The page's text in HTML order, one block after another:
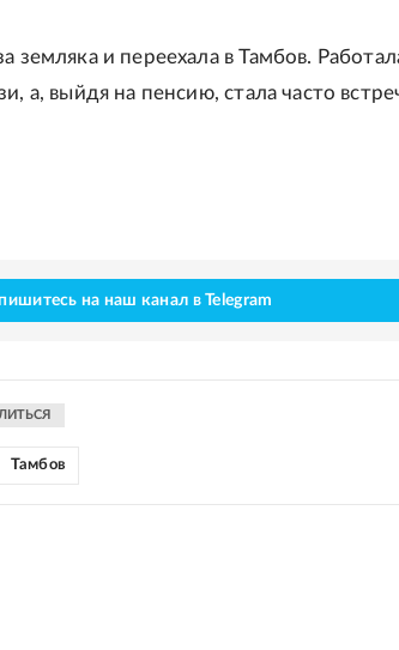
земляка и переехала в Тамбов.
а, выйдя на пенсию, стала часто
на наш канал в Telegram
Тамбов